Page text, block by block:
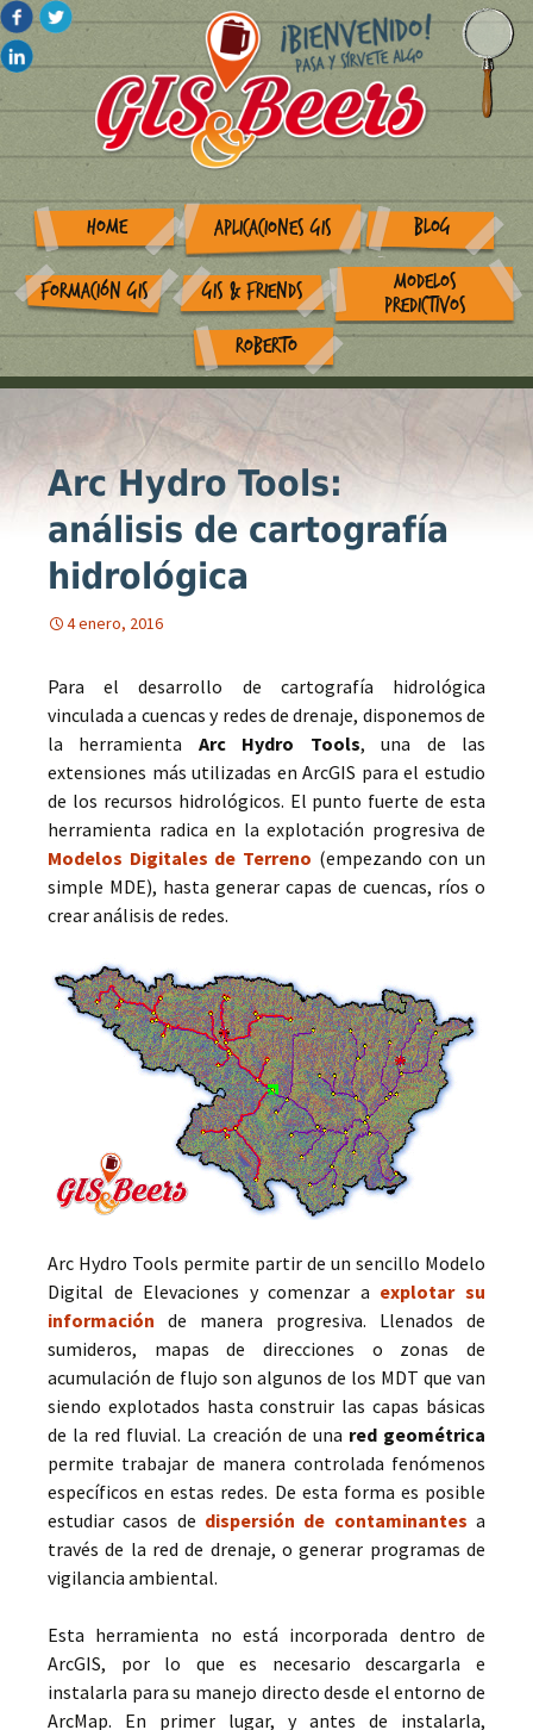
HOME APLICACIONES GIS BLOG
FORMACIÓN GIS GIS & FRIENDS
MODELOS
PREDICTIVOS
ROBERTO
Arc Hydro Tools:
análisis de cartografía
hidrológica
4 enero, 2016
Para el desarrollo de cartografía hidrológica
vinculada a cuencas y redes de drenaje, disponemos de
la herramienta Arc Hydro Tools, una de las
extensiones más utilizadas en ArcGIS para el estudio
de los recursos hidrológicos. El punto fuerte de esta
herramienta radica en la explotación progresiva de
Modelos Digitales de Terreno (empezando con un
simple MDE), hasta generar capas de cuencas, ríos o
crear análisis de redes.
Arc Hydro Tools permite partir de un sencillo Modelo
Digital de Elevaciones y comenzar a explotar su
información de manera progresiva. Llenados de
sumideros, mapas de direcciones o zonas de
acumulación de flujo son algunos de los MDT que van
siendo explotados hasta construir las capas básicas
de la red fluvial. La creación de una red geométrica
permite trabajar de manera controlada fenómenos
específicos en estas redes. De esta forma es posible
estudiar casos de dispersión de contaminantes a
través de la red de drenaje, o generar programas de
vigilancia ambiental.
Esta herramienta no está incorporada dentro de
ArcGIS, por lo que es necesario descargarla e
instalarla para su manejo directo desde el entorno de
ArcMap. En primer lugar, y antes de instalarla,